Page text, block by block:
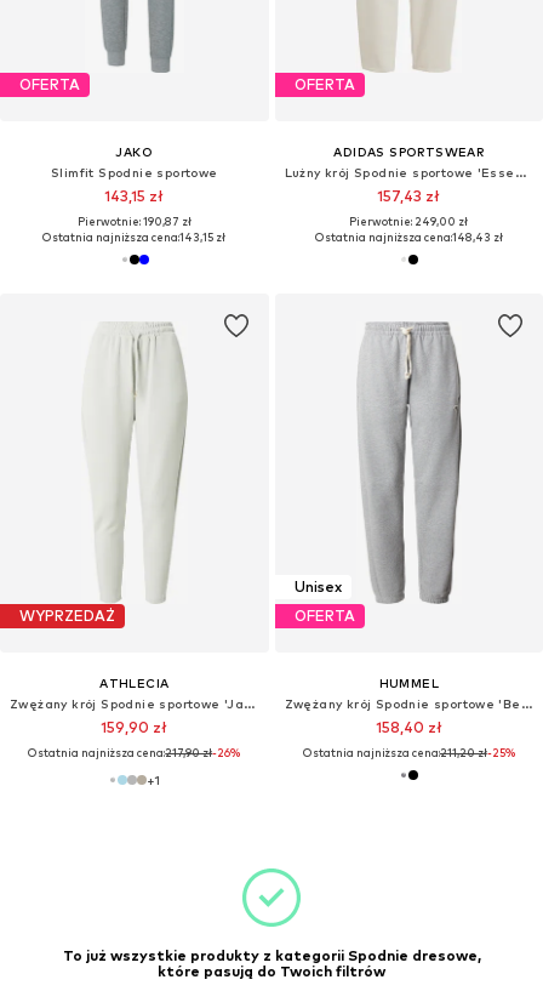
OFERTA
JAKO
Slimfit Spodnie sportowe
143,15 zł
Pierwotnie: 190,87 zł
Ostatnia najniższa cena:143,15 zł
OFERTA
ADIDAS SPORTSWEAR
Lużny krój Spodnie sportowe 'Essentials'
157,43 zł
Pierwotnie: 249,00 zł
Ostatnia najniższa cena:148,43 zł
WYPRZEDAŻ
ATHLECIA
Zwężany krój Spodnie sportowe 'Jacey V2'
159,90 zł
Ostatnia najniższa cena:217,90 zł-26%
+1
Unisex
OFERTA
HUMMEL
Zwężany krój Spodnie sportowe 'Bee'
158,40 zł
Ostatnia najniższa cena:211,20 zł-25%
To już wszystkie produkty z kategorii Spodnie dresowe,
które pasują do Twoich filtrów